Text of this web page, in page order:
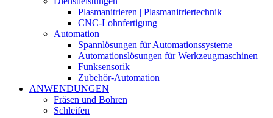
Plasmanitrieren | Plasmanitriertechnik
CNC-Lohnfertigung
Automation
Spannlösungen für Automationssysteme
Automationslösungen für Werkzeugmaschinen
Funksensorik
Zubehör-Automation
ANWENDUNGEN
Fräsen und Bohren
Schleifen